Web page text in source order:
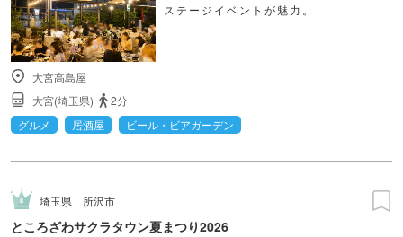
ステージイベントが魅力。
大宮高島屋
大宮(埼玉県)
2分
グルメ
居酒屋 ビール・ビアガーデン
埼玉県 所沢市
ところざわサクラタウン夏まつり2026